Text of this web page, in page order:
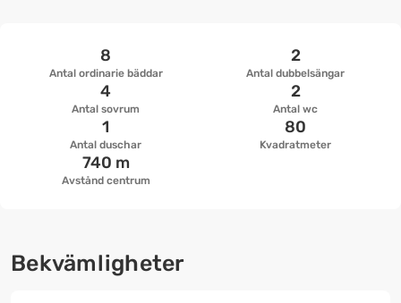
Antal ordinarie bäddar
8
Antal dubbelsängar
2
Antal sovrum
4
Antal wc
2
Antal duschar
1
Kvadratmeter
80
Avstånd centrum
740 m
Bekvämligheter